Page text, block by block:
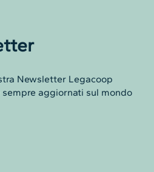
Newsletter Legacoop
aggiornati sul mondo